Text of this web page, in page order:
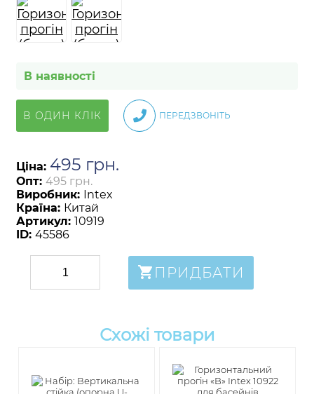
В наявності
В ОДИН КЛІК ПЕРЕДЗВОНІТЬ
Ціна: 495 грн.
Опт: 495 грн.
Виробник: Intex
Країна: Китай
Артикул: 10919
ID: 45586
ПРИДБАТИ
Схожі товари